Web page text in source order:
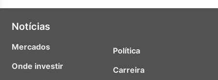
Notícias
Mercados
Onde investir
Política
Carreira